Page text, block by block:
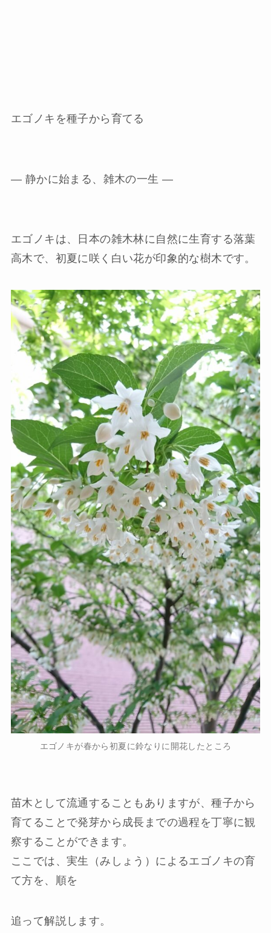
エゴノキを種子から育てる
― 静かに始まる、雑木の一生 ―
エゴノキは、日本の雑木林に自然に生育する落葉
高木で、初夏に咲く白い花が印象的な樹木です。
エゴノキが春から初夏に鈴なりに開花したところ
苗木として流通することもありますが、種子から
育てることで発芽から成長までの過程を丁寧に観
察することができます。
ここでは、実生（みしょう）によるエゴノキの育
て方を、順を
追って解説します。